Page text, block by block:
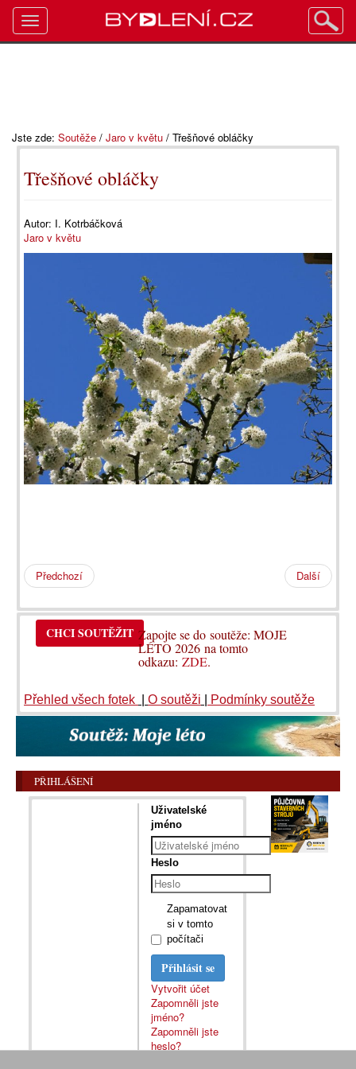
Jste zde: Soutěže / Jaro v květu / Třešňové obláčky
Třešňové obláčky
Autor: I. Kotrbáčková
Jaro v květu
Předchozí Další
CHCI SOUTĚŽIT Zapojte se do soutěže: MOJE
LÉTO 2026 na tomto
odkazu:ZDE.
Přehled všech fotek O soutěži Podmínky soutěže
PŘIHLÁŠENÍ
Uživatelské
jméno
Heslo
Zapamatovat
si v tomto
počítači
Přihlásit se
Vytvořit účet
Zapomněli jste
jméno?
Zapomněli jste
heslo?
Toggle
navigation